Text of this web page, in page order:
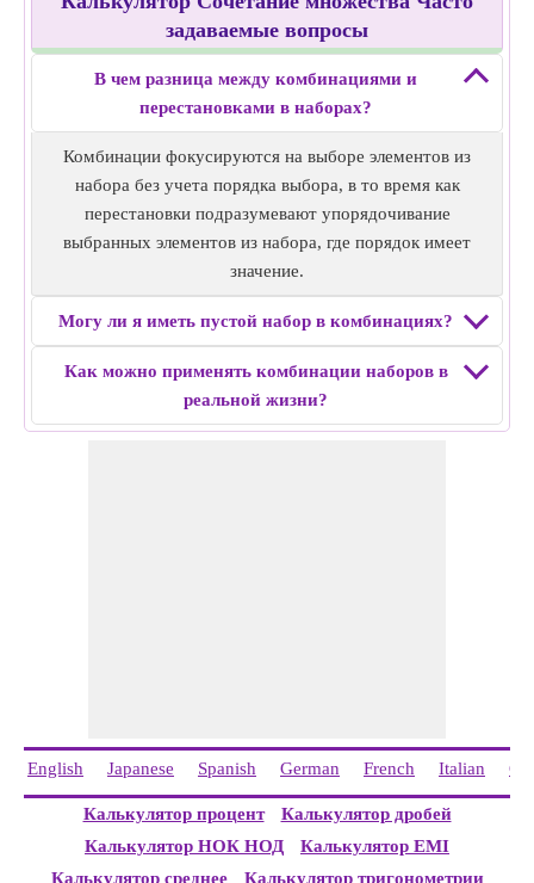
задаваемые вопросы
В чем разница между комбинациями и
перестановками в наборах?
Комбинации фокусируются на выборе элементов из
набора без учета порядка выбора, в то время как
перестановки подразумевают упорядочивание
выбранных элементов из набора, где порядок имеет
значение.
Могу ли я иметь пустой набор в комбинациях?
Как можно применять комбинации наборов в
реальной жизни?
English Japanese Spanish German French Italian
Калькулятор процент
Калькулятор дробей
Калькулятор НОК НОД
Калькулятор EMI
Калькулятор среднее
Калькулятор тригонометрии